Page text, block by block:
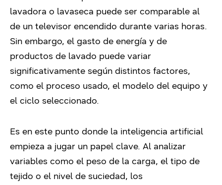
lavadora o lavaseca puede ser comparable al
de un televisor encendido durante varias horas.
Sin embargo, el gasto de energía y de
productos de lavado puede variar
significativamente según distintos factores,
como el proceso usado, el modelo del equipo y
el ciclo seleccionado.
Es en este punto donde la inteligencia artificial
empieza a jugar un papel clave. Al analizar
variables como el peso de la carga, el tipo de
tejido o el nivel de suciedad, los